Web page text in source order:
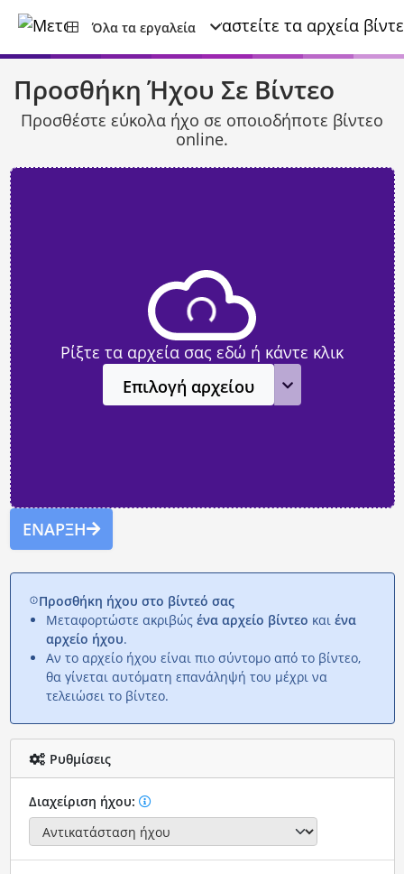
Όλα τα εργαλεία
Προσθήκη Ήχου Σε Βίντεο
Προσθέστε εύκολα ήχο σε οποιοδήποτε βίντεο
online.
Ρίξτε τα αρχεία σας εδώ ή κάντε κλικ
Επιλογή αρχείου
ΈΝΑΡΞΗ
Προσθήκη ήχου στο βίντεό σας
Μεταφορτώστε ακριβώς ένα αρχείο βίντεο και ένα
αρχείο ήχου.
Αν το αρχείο ήχου είναι πιο σύντομο από το βίντεο,
θα γίνεται αυτόματη επανάληψή του μέχρι να
τελειώσει το βίντεο.
Ρυθμίσεις
Διαχείριση ήχου: